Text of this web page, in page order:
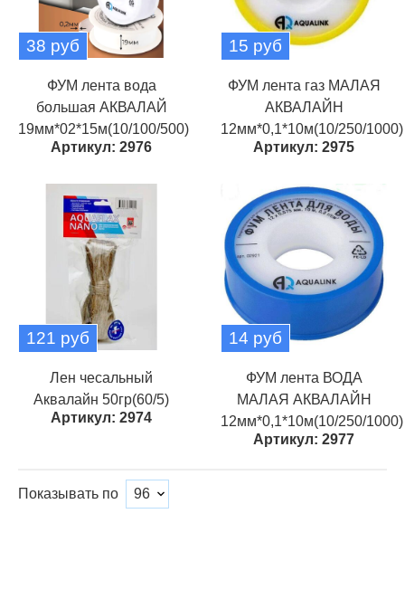
38 руб
ФУМ лента вода
большая АКВАЛАЙ
19мм*02*15м(10/100/500)
Артикул: 2976
15 руб
ФУМ лента газ МАЛАЯ
АКВАЛАЙН
12мм*0,1*10м(10/250/1000)
Артикул: 2975
121 руб
Лен чесальный
Аквалайн 50гр(60/5)
Артикул: 2974
14 руб
ФУМ лента ВОДА
МАЛАЯ АКВАЛАЙН
12мм*0,1*10м(10/250/1000)
Артикул: 2977
Показывать по